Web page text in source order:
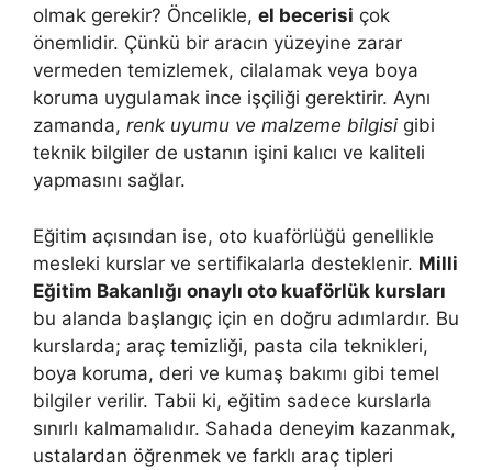
olmak gerekir? Öncelikle, el becerisi çok
önemlidir. Çünkü bir aracın yüzeyine zarar
vermeden temizlemek, cilalamak veya boya
koruma uygulamak ince işçiliği gerektirir. Aynı
zamanda, renk uyumu ve malzeme bilgisi gibi
teknik bilgiler de ustanın işini kalıcı ve kaliteli
yapmasını sağlar.
Eğitim açısından ise, oto kuaförlüğü genellikle
mesleki kurslar ve sertifikalarla desteklenir. Milli
Eğitim Bakanlığı onaylı oto kuaförlük kursları
bu alanda başlangıç için en doğru adımlardır. Bu
kurslarda; araç temizliği, pasta cila teknikleri,
boya koruma, deri ve kumaş bakımı gibi temel
bilgiler verilir. Tabii ki, eğitim sadece kurslarla
sınırlı kalmamalıdır. Sahada deneyim kazanmak,
ustalardan öğrenmek ve farklı araç tipleri